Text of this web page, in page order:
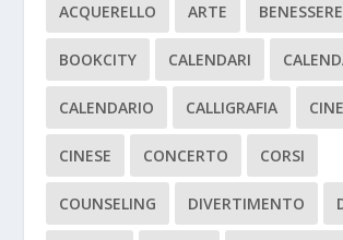
ACQUERELLO ARTE BENESSERE
BOOKCITY CALENDARI
CALENDARIO CALLIGRAFIA
CINESE CONCERTO CORSI
COUNSELING DIVERTIMENTO